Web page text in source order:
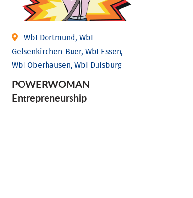
WbI Dortmund, WbI
Gelsenkirchen-Buer, WbI Essen,
WbI Oberhausen, WbI Duisburg
POWERWOMAN -
Entrepreneurship